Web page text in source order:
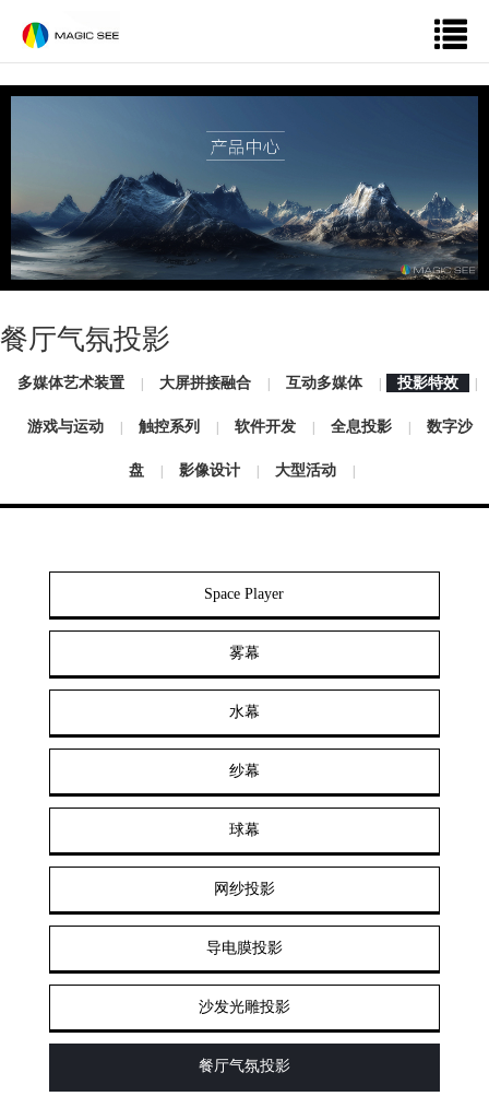
餐厅气氛投影
多媒体艺术装置 大屏拼接融合 互动多媒体 投影特效
游戏与运动 触控系列 软件开发 全息投影 数字沙
盘 影像设计 大型活动
Space Player
雾幕
水幕
纱幕
球幕
网纱投影
导电膜投影
沙发光雕投影
餐厅气氛投影